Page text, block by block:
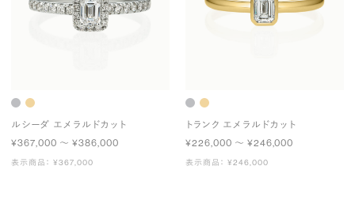
ルシーダ エメラルドカット
¥367,000 〜 ¥386,000
表示商品： ¥367,000
トランク エメラルドカット
¥226,000 〜 ¥246,000
表示商品： ¥246,000